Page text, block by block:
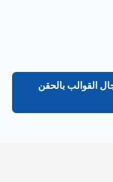
القوالب بالحقن